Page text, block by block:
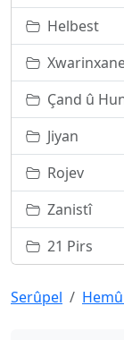
Helbest
Çand û
Jiyan
Rojev
Zanistî
21 Pirs
Serûpel